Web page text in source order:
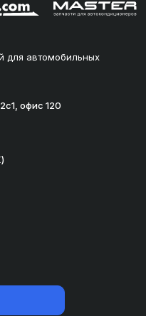
для автомобильных
офис 120